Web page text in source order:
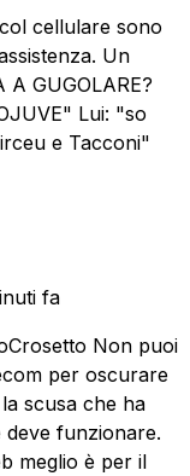
cellulare sono
Un
A GUGOLARE?
Lui: "so
e Tacconi"
fa
Non puoi
per oscurare
scusa che ha
funzionare.
meglio è per il